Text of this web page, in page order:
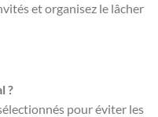
et organisez le lâcher
?
pour éviter les